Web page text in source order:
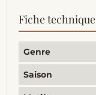
Fiche technique
Genre
Saison